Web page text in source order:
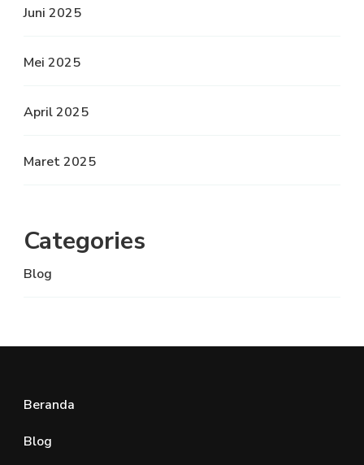
Juni 2025
Mei 2025
April 2025
Maret 2025
Categories
Blog
Beranda
Blog